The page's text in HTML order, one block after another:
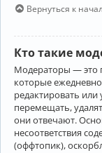
Вернуться к
Кто такие
Модераторы — это
которые
редактировать
перемещать,
они отвечают.
несоответствия
(оффтопик),